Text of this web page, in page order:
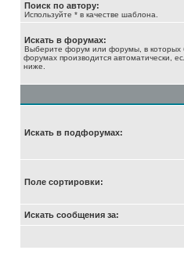
Поиск по автору:
Используйте * в качестве шаблона.
Искать в форумах:
Выберите форум или форумы, в которых
форумах производится автоматически,
ниже.
Искать в подфорумах:
Поле сортировки:
Искать сообщения за: